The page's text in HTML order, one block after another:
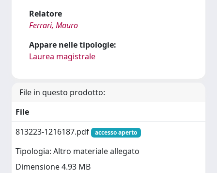
Relatore
Ferrari, Mauro
Appare nelle tipologie:
Laurea magistrale
File in questo prodotto:
File
813223-1216187.pdf
accesso aperto
Tipologia: Altro materiale allegato
Dimensione 4.93 MB